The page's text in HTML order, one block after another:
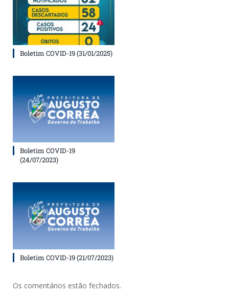
Boletim COVID-19 (31/01/2025)
Boletim COVID-19
(24/07/2023)
Boletim COVID-19 (21/07/2023)
Os comentários estão fechados.